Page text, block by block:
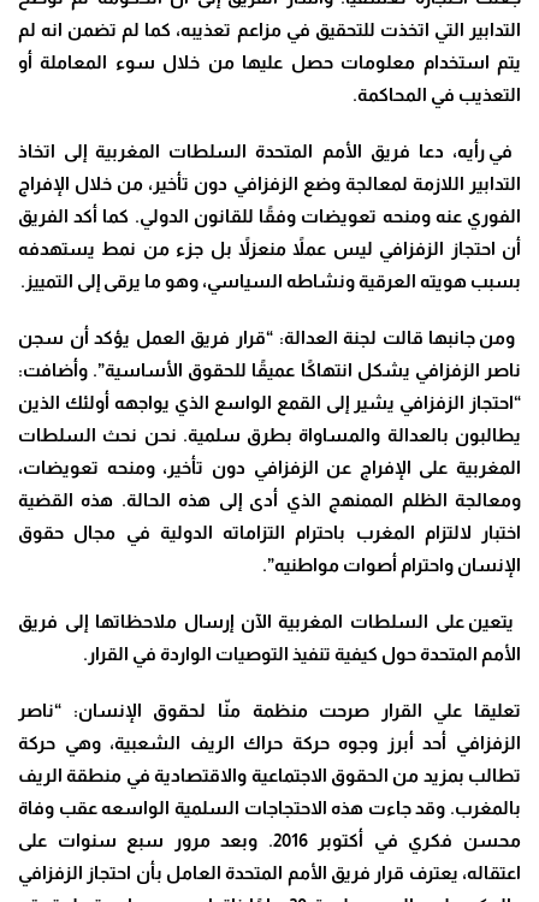
التدابير التي اتخذت للتحقيق في مزاعم تعذيبه، كما لم تضمن انه لم
يتم استخدام معلومات حصل عليها من خلال سوء المعاملة أو
التعذيب في المحاكمة.
في رأيه، دعا فريق الأمم المتحدة السلطات المغربية إلى اتخاذ
التدابير اللازمة لمعالجة وضع الزفزافي دون تأخير، من خلال الإفراج
الفوري عنه ومنحه تعويضات وفقًا للقانون الدولي. كما أكد الفريق
أن احتجاز الزفزافي ليس عملاً منعزلاً بل جزء من نمط يستهدفه
بسبب هويته العرقية ونشاطه السياسي، وهو ما يرقى إلى التمييز.
ومن جانبها قالت لجنة العدالة: “قرار فريق العمل يؤكد أن سجن
ناصر الزفزافي يشكل انتهاكًا عميقًا للحقوق الأساسية”. وأضافت:
“احتجاز الزفزافي يشير إلى القمع الواسع الذي يواجهه أولئك الذين
يطالبون بالعدالة والمساواة بطرق سلمية. نحن نحث السلطات
المغربية على الإفراج عن الزفزافي دون تأخير، ومنحه تعويضات،
ومعالجة الظلم الممنهج الذي أدى إلى هذه الحالة. هذه القضية
اختبار لالتزام المغرب باحترام التزاماته الدولية في مجال حقوق
الإنسان واحترام أصوات مواطنيه”.
يتعين على السلطات المغربية الآن إرسال ملاحظاتها إلى فريق
الأمم المتحدة حول كيفية تنفيذ التوصيات الواردة في القرار.
تعليقا علي القرار صرحت منظمة منّا لحقوق الإنسان: “ناصر
الزفزافي أحد أبرز وجوه حركة حراك الريف الشعبية، وهي حركة
تطالب بمزيد من الحقوق الاجتماعية والاقتصادية في منطقة الريف
بالمغرب. وقد جاءت هذه الاحتجاجات السلمية الواسعه عقب وفاة
محسن فكري في أكتوبر 2016. وبعد مرور سبع سنوات على
اعتقاله، يعترف قرار فريق الأمم المتحدة العامل بأن احتجاز الزفزافي